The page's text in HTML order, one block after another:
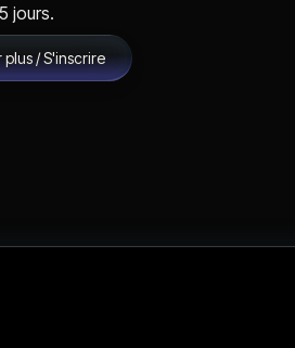
jours.
plus / S'inscrire